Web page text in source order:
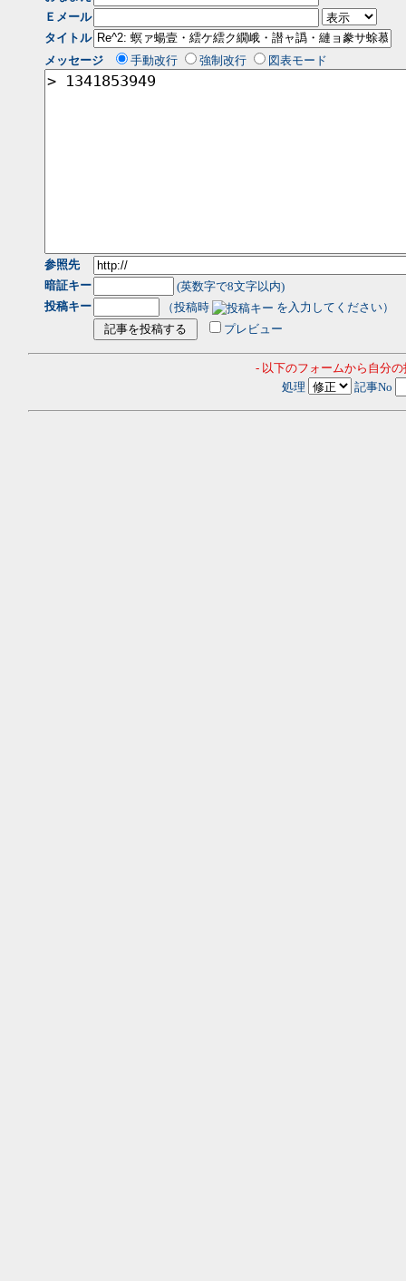
Ｅメール
タイトル
メッセージ
手動改行 強制改行 図表モード
参照先
暗証キー
(英数字で8文字以内)
投稿キー
（投稿時
を入力してください）
プレビュー
- 以下のフォームから自分
処理
記事No